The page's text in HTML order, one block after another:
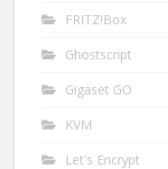
FRITZ!Box
Ghostscript
Gigaset GO
KVM
Let's Encrypt